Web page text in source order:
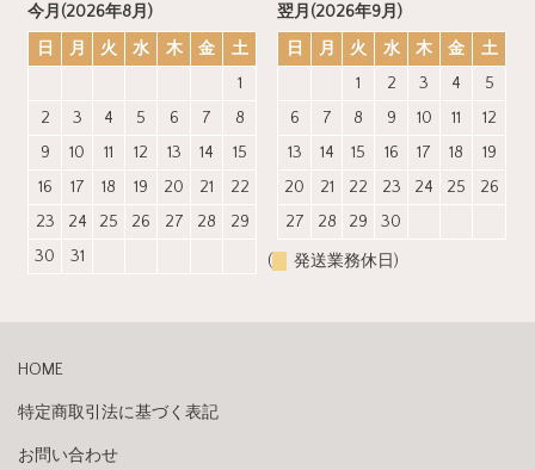
今月(2026年8月)
日
月 火 水 木 金
土
1
2
3 4 5 6 7
8
9
10 11 12 13 14
15
16
17 18 19 20 21
22
23
24 25 26 27 28
29
30
31
翌月(2026年9月)
日
月 火 水 木 金
土
1
2 3 4
5
6
7 8 9 10 11
12
13
14 15 16 17 18
19
20
21 22 23 24 25
26
27
28 29 30
( 発送業務休日)
HOME
特定商取引法に基づく表記
お問い合わせ